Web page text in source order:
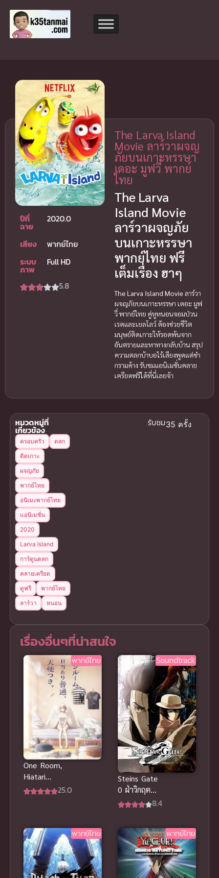
ปีที่
ฉาย
2020.0
เสียง
พากย์ไทย
ระบบ
ภาพ
Full HD
5.8
The Larva Island
Movie ลาร์วาผจญ
ภัยบนเกาะหรรษา
เดอะ มูฟวี่ พากย์
ไทย
The Larva
Island Movie
ลาร์วาผจญภัย
บนเกาะหรรษา
พากย์ไทย ฟรี
เต็มเรื่อง ฮาๆ
The Larva Island Movie ลาร์วา
ผจญภัยบนเกาะหรรษา เดอะ มูฟ
วี่ พากย์ไทย คู่หูหนอนจอมป่วน
เรดและเยลโลว์ ต้องช่วยชีวิต
มนุษย์ติดเกาะให้รอดพ้นจาก
อันตรายและหาทางกลับบ้าน สรุป
ความตลกบ้าบอไร้เสียงพูดแต่ขำ
กรามค้าง รับชมแอนิเมชั่นคลาย
เครียดฟรีได้ที่นี่เลยจ้า
รับชม35 ครั้ง
หมวดหมู่ที่
เกี่ยวข้อง
ครอบครัว
ตลก
ติดเกาะ
ผจญภัย
พากย์ไทย
อนิเมะพากย์ไทย
แอนิเมชั่น
2020
Larva Island
การ์ตูนตลก
คลายเครียด
ดูฟรี
พากย์ไทย
ลาร์วา
หนอน
เรื่องอื่นๆที่น่าสนใจ
พากย์ไทย
One Room,
Hiatari
Futsuu,
25.0
Soundtrack
Steins Gate
0 ฝ่าวิกฤต
พิชิตกาลเวลา
8.4
พากย์ไทย พากย์ไทย